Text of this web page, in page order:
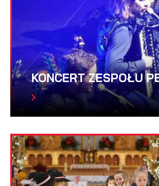
KONCERT ZESPOŁU